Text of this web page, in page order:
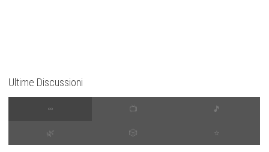
Ultime Discussioni
∞ 📺 🎵
🌿 🎲 ⭐️